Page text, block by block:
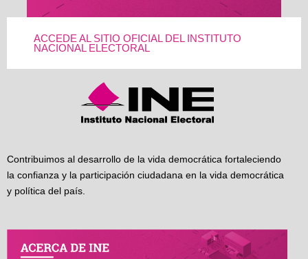
ACCEDE AL SITIO OFICIAL DEL INSTITUTO
NACIONAL ELECTORAL
Contribuimos al desarrollo de la vida democrática fortaleciendo
la confianza y la participación ciudadana en la vida democrática
y política del país.